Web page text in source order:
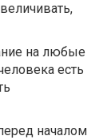
на любые
есть
началом